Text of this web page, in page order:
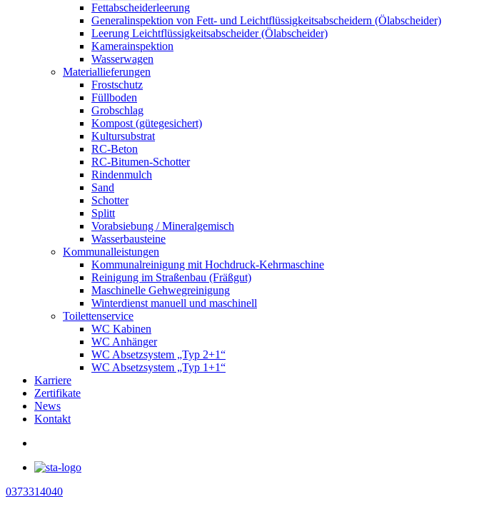
Fettabscheiderleerung
Generalinspektion von Fett- und Leichtflüssigkeitsabscheidern (Ölabscheider)
Leerung Leichtflüssigkeitsabscheider (Ölabscheider)
Kamerainspektion
Wasserwagen
Materiallieferungen
Frostschutz
Füllboden
Grobschlag
Kompost (gütegesichert)
Kultursubstrat
RC-Beton
RC-Bitumen-Schotter
Rindenmulch
Sand
Schotter
Splitt
Vorabsiebung / Mineralgemisch
Wasserbausteine
Kommunalleistungen
Kommunalreinigung mit Hochdruck-Kehrmaschine
Reinigung im Straßenbau (Fräßgut)
Maschinelle Gehwegreinigung
Winterdienst manuell und maschinell
Toilettenservice
WC Kabinen
WC Anhänger
WC Absetzsystem „Typ 2+1“
WC Absetzsystem „Typ 1+1“
Karriere
Zertifikate
News
Kontakt
0373314040